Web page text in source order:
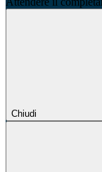
Chiudi